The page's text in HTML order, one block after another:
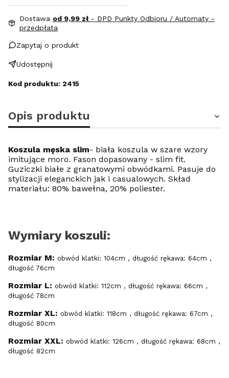
Dostawa od 9,99 zł - DPD Punkty Odbioru / Automaty -
przedpłata
Zapytaj o produkt
Udostępnij
Kod produktu: 2415
Opis produktu
Koszula męska slim- biała koszula w szare wzory
imitujące moro. Fason dopasowany - slim fit.
Guziczki białe z granatowymi obwódkami. Pasuje do
stylizacji eleganckich jak i casualowych. Skład
materiału: 80% bawełna, 20% poliester.
Wymiary koszuli:
Rozmiar M: obwód klatki: 104cm , długość rękawa: 64cm ,
długość 76cm
Rozmiar L: obwód klatki: 112cm , długość rękawa: 66cm ,
długość 78cm
Rozmiar XL: obwód klatki: 118cm , długość rękawa: 67cm ,
długość 80cm
Rozmiar XXL: obwód klatki: 126cm , długość rękawa: 68cm ,
długość 82cm